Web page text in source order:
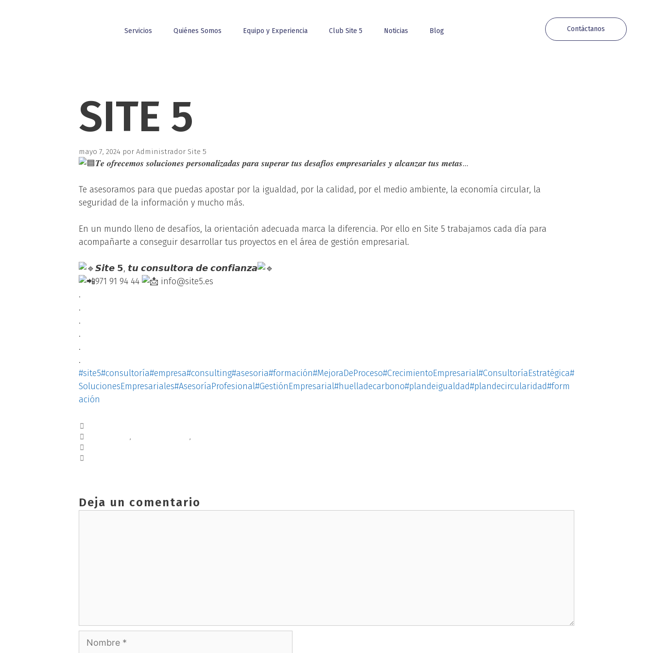
Servicios Quiénes Somos Equipo y Experiencia Club Site 5 Noticias Blog Contáctanos
SITE 5
mayo 7, 2024 por Administrador Site 5
𝑻𝒆 𝒐𝒇𝒓𝒆𝒄𝒆𝒎𝒐𝒔 𝒔𝒐𝒍𝒖𝒄𝒊𝒐𝒏𝒆𝒔 𝒑𝒆𝒓𝒔𝒐𝒏𝒂𝒍𝒊𝒛𝒂𝒅𝒂𝒔 𝒑𝒂𝒓𝒂 𝒔𝒖𝒑𝒆𝒓𝒂𝒓 𝒕𝒖𝒔 𝒅𝒆𝒔𝒂𝒇𝒊́𝒐𝒔 𝒆𝒎𝒑𝒓𝒆𝒔𝒂𝒓𝒊𝒂𝒍𝒆𝒔 𝒚 𝒂𝒍𝒄𝒂𝒏𝒛𝒂𝒓 𝒕𝒖𝒔 𝒎𝒆𝒕𝒂𝒔…
Te asesoramos para que puedas apostar por la igualdad, por la calidad, por el medio ambiente, la economía circular, la
seguridad de la información y mucho más.
En un mundo lleno de desafíos, la orientación adecuada marca la diferencia. Por ello en Site 5 trabajamos cada día para
acompañarte a conseguir desarrollar tus proyectos en el área de gestión empresarial.
𝙎𝙞𝙩𝙚 𝟱, 𝙩𝙪 𝙘𝙤𝙣𝙨𝙪𝙡𝙩𝙤𝙧𝙖 𝙙𝙚 𝙘𝙤𝙣𝙛𝙞𝙖𝙣𝙯𝙖
971 91 94 44
info@site5.es
.
.
.
.
.
.
#site5#consultoría#empresa#consulting#asesoria#formación#MejoraDeProceso#CrecimientoEmpresarial#ConsultoríaEstratégica#
SolucionesEmpresariales#AsesoríaProfesional#GestiónEmpresarial#huelladecarbono#plandeigualdad#plandecircularidad#form
ación
consultoría, MEDIOAMBIENTE,
Deja un comentario